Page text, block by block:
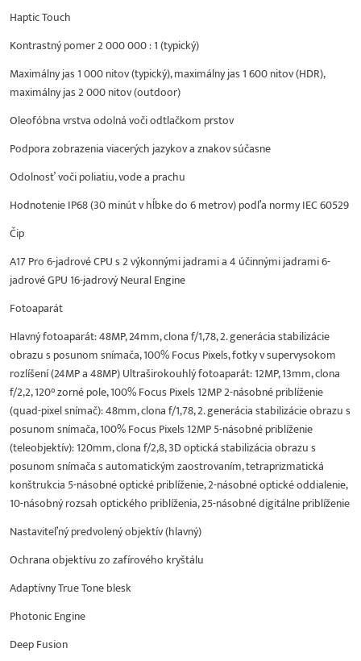
Haptic Touch
Kontrastný pomer 2 000 000 : 1 (typický)
Maximálny jas 1 000 nitov (typický), maximálny jas 1 600 nitov (HDR),
maximálny jas 2 000 nitov (outdoor)
Oleofóbna vrstva odolná voči odtlačkom prstov
Podpora zobrazenia viacerých jazykov a znakov súčasne
Odolnosť voči poliatiu, vode a prachu
Hodnotenie IP68 (30 minút v hĺbke do 6 metrov) podľa normy IEC 60529
Čip
A17 Pro 6-jadrové CPU s 2 výkonnými jadrami a 4 účinnými jadrami 6-
jadrové GPU 16-jadrový Neural Engine
Fotoaparát
Hlavný fotoaparát: 48MP, 24mm, clona f/1,78, 2. generácia stabilizácie
obrazu s posunom snímača, 100% Focus Pixels, fotky v supervysokom
rozlíšení (24MP a 48MP) Ultraširokouhlý fotoaparát: 12MP, 13mm, clona
f/2,2, 120° zorné pole, 100% Focus Pixels 12MP 2-násobné priblíženie
(quad-pixel snímač): 48mm, clona f/1,78, 2. generácia stabilizácie obrazu s
posunom snímača, 100% Focus Pixels 12MP 5-násobné priblíženie
(teleobjektív): 120mm, clona f/2,8, 3D optická stabilizácia obrazu s
posunom snímača s automatickým zaostrovaním, tetraprizmatická
konštrukcia 5-násobné optické priblíženie, 2-násobné optické oddialenie,
10-násobný rozsah optického priblíženia, 25-násobné digitálne priblíženie
Nastaviteľný predvolený objektív (hlavný)
Ochrana objektívu zo zafírového kryštálu
Adaptívny True Tone blesk
Photonic Engine
Deep Fusion